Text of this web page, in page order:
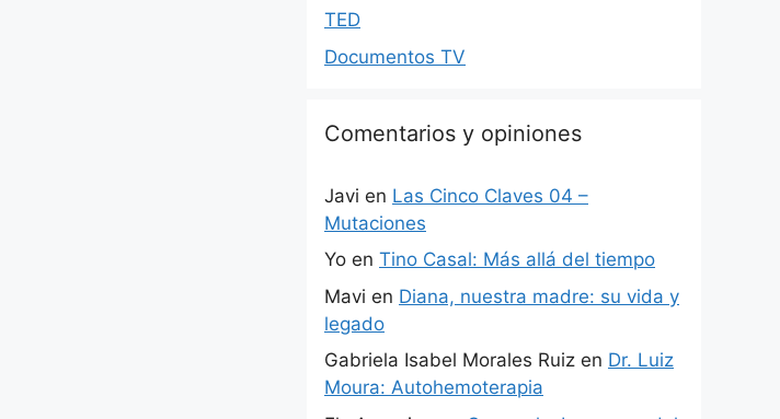
TED
Documentos TV
Comentarios y opiniones
Javi en Las Cinco Claves 04 –
Mutaciones
Yo en Tino Casal: Más allá del tiempo
Mavi en Diana, nuestra madre: su vida y
legado
Gabriela Isabel Morales Ruiz en Dr. Luiz
Moura: Autohemoterapia